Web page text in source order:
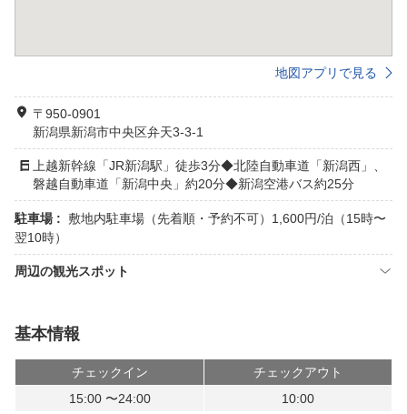
地図アプリで見る
〒950-0901
新潟県新潟市中央区弁天3-3-1
上越新幹線「JR新潟駅」徒歩3分◆北陸自動車道「新潟西」、
磐越自動車道「新潟中央」約20分◆新潟空港バス約25分
駐車場 :
敷地内駐車場（先着順・予約不可）1,600円/泊（15時〜
翌10時）
周辺の観光スポット
基本情報
チェックイン
チェックアウト
15:00 〜24:00
10:00